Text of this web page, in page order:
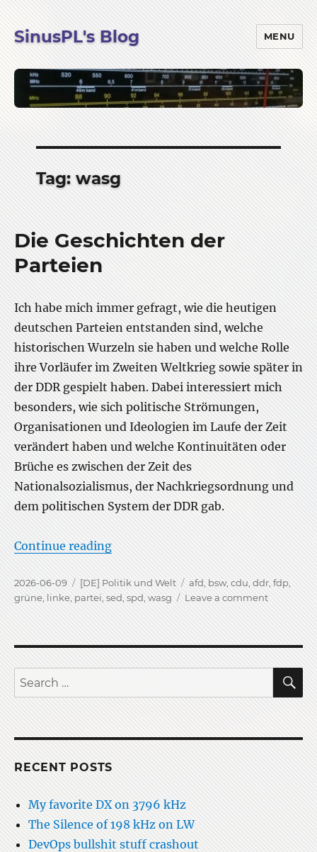
SinusPL's Blog MENU
Tag:wasg
Die Geschichten der
Parteien
Ich habe mich immer gefragt, wie die heutigen
deutschen Parteien entstanden sind, welche
historischen Wurzeln sie haben und welche Rolle
ihre Vorläufer im Zweiten Weltkrieg sowie später in
der DDR gespielt haben. Dabei interessiert mich
besonders, wie sich politische Strömungen,
Organisationen und Ideologien im Laufe der Zeit
verändert haben und welche Kontinuitäten oder
Brüche es zwischen der Zeit des
Nationalsozialismus, der Nachkriegsordnung und
dem politischen System der DDR gab.
Continue reading“Die Geschichten der Parteien”
Posted
on
2026-06-09 Categories
[DE] Politik und Welt Tags
afd, bsw ,cdu ,ddr fdp
grüne,linke partei ,sed spd wasg Leave a commenton
Die
der
Search
for:
RECENT POSTS
My favorite DX on 3796 kHz
The Silence of 198 kHz on LW
DevOps bullshit stuff crashout